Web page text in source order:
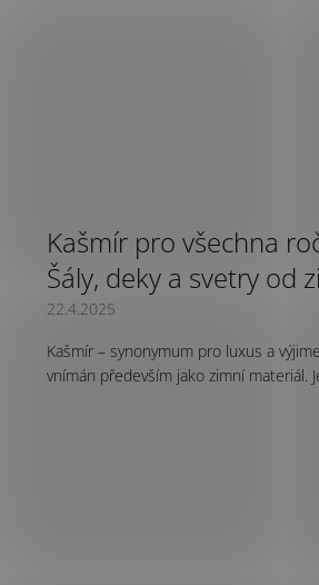
Kašmír pro všechna
Šály, deky a svetry od
22.4.2025
Kašmír – synonymum pro luxus a
vnímán především jako zimní materiál.